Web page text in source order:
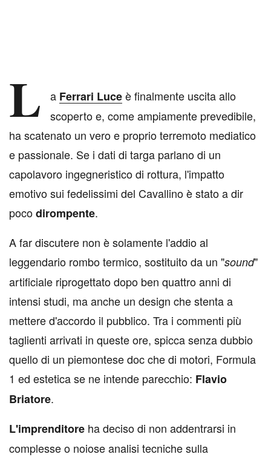
L a Ferrari Luceè finalmente uscita allo
scoperto e, come ampiamente prevedibile,
ha scatenato un vero e proprio terremoto mediatico
e passionale. Se i dati di targa parlano di un
capolavoro ingegneristico di rottura, l'impatto
emotivo sui fedelissimi del Cavallino è stato a dir
pocodirompente.
A far discutere non è solamente l'addio al
leggendario rombo termico, sostituito da un "sound"
artificiale riprogettato dopo ben quattro anni di
intensi studi, ma anche un design che stenta a
mettere d'accordo il pubblico. Tra i commenti più
taglienti arrivati in queste ore, spicca senza dubbio
quello di un piemontese doc che di motori, Formula
1 ed estetica se ne intende parecchio: Flavio
Briatore.
L'imprenditore ha deciso di non addentrarsi in
complesse o noiose analisi tecniche sulla